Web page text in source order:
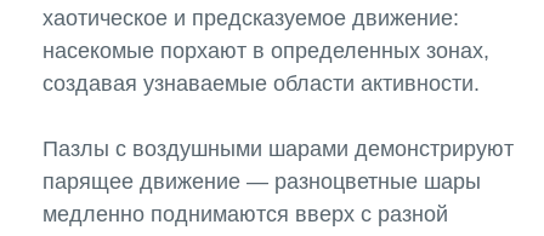
хаотическое и предсказуемое движение:
насекомые порхают в определенных зонах,
создавая узнаваемые области активности.
Пазлы с воздушными шарами демонстрируют
парящее движение — разноцветные шары
медленно поднимаются вверх с разной